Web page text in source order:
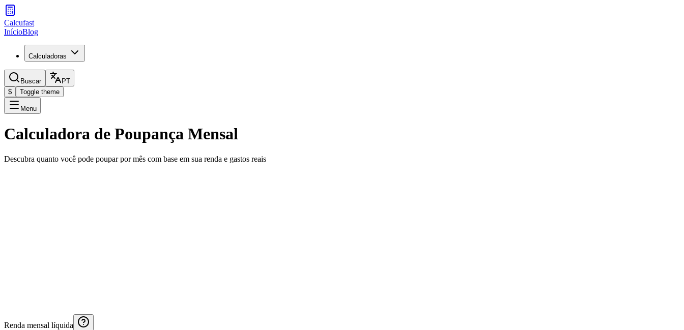
Calcufast
InícioBlog
Calculadoras
Buscar
PT
$
Toggle theme
Menu
Calculadora de Poupança Mensal
Descubra quanto você pode poupar por mês com base em sua renda e gastos reais
Renda mensal líquida